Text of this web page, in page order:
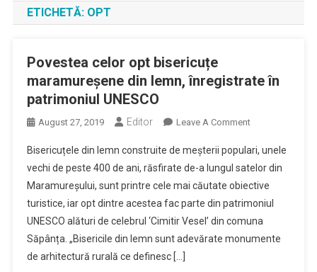
ETICHETĂ: OPT
Povestea celor opt bisericuțe
maramureșene din lemn, înregistrate în
patrimoniul UNESCO
August 27, 2019 Editor Leave A CommentOn
Celor
Opt
Bisericuțe
Maramureșene
Din
Lemn,
Bisericuțele din lemn construite de meșterii populari, unele
vechi de peste 400 de ani, răsfirate de-a lungul satelor din
Maramureșului, sunt printre cele mai căutate obiective
turistice, iar opt dintre acestea fac parte din patrimoniul
UNESCO alături de celebrul ‘Cimitir Vesel’ din comuna
Săpânța. „Bisericile din lemn sunt adevărate monumente
de arhitectură rurală ce definesc […]